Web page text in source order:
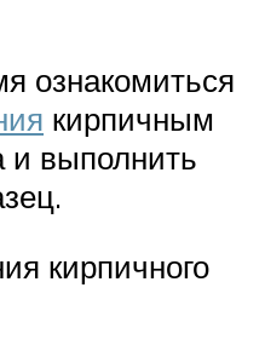
ознакомиться
кирпичным
и выполнить
кирпичного